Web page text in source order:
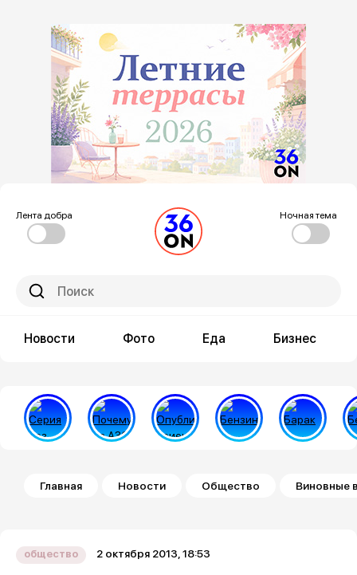
Лента добра Ночная тема
Новости Фото Еда Бизнес
Строка навигации
Главная Новости Общество Виновные
общество 2 октября 2013, 18:53